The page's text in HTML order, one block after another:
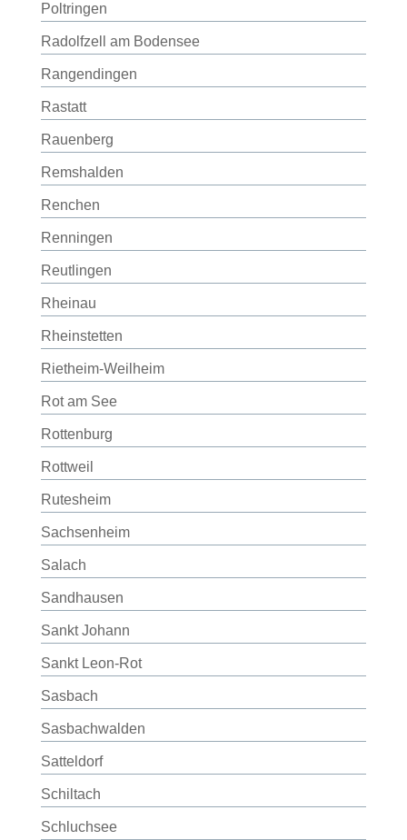
Poltringen
Radolfzell am Bodensee
Rangendingen
Rastatt
Rauenberg
Remshalden
Renchen
Renningen
Reutlingen
Rheinau
Rheinstetten
Rietheim-Weilheim
Rot am See
Rottenburg
Rottweil
Rutesheim
Sachsenheim
Salach
Sandhausen
Sankt Johann
Sankt Leon-Rot
Sasbach
Sasbachwalden
Satteldorf
Schiltach
Schluchsee